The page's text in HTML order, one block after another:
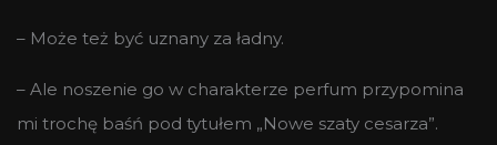
– Może też być uznany za ładny.
– Ale noszenie go w charakterze perfum przypomina
mi trochę baśń pod tytułem „Nowe szaty cesarza”.